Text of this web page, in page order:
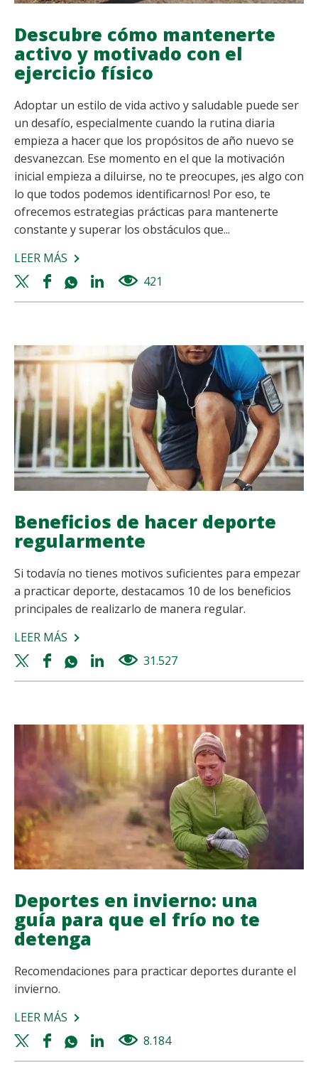
Descubre cómo mantenerte
activo y motivado con el
ejercicio físico
Adoptar un estilo de vida activo y saludable puede ser
un desafío, especialmente cuando la rutina diaria
empieza a hacer que los propósitos de año nuevo se
desvanezcan. Ese momento en el que la motivación
inicial empieza a diluirse, no te preocupes, ¡es algo con
lo que todos podemos identificarnos! Por eso, te
ofrecemos estrategias prácticas para mantenerte
constante y superar los obstáculos que...
LEER MÁS SOBRE
DESCUBRE
CÓMO
Y
MOTIVADO
EL
EJERCICIO
FÍSICO
Twitter
share
Facebook
share
Whatsapp
share
Linkedin
share
421
Beneficios de hacer deporte
regularmente
Si todavía no tienes motivos suficientes para empezar
a practicar deporte, destacamos 10 de los beneficios
principales de realizarlo de manera regular.
LEER MÁS SOBRE
BENEFICIOS
DE
REGULARMENTE
Twitter
share
Facebook
share
Whatsapp
share
Linkedin
share
31.527
Deportes en invierno: una
guía para que el frío no te
detenga
Recomendaciones para practicar deportes durante el
invierno.
LEER MÁS SOBRE
DEPORTES
EN
Twitter
share
Facebook
share
Whatsapp
share
Linkedin
share
8.184views